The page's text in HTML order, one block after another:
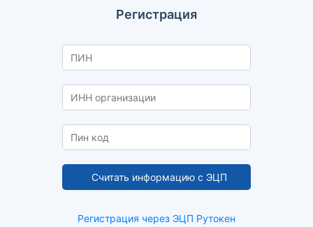
Регистрация
Регистрация через ЭЦП Рутокен